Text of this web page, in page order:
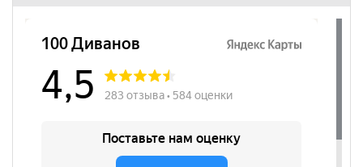
Наличие
подлокотников
да
Съёмный чехол
нет
НЭНДО